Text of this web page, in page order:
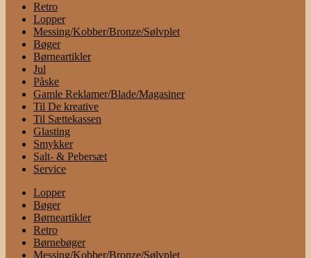
Retro
Lopper
Messing/Kobber/Bronze/Sølvplet
Bøger
Børneartikler
Jul
Påske
Gamle Reklamer/Blade/Magasiner
Til De kreative
Til Sættekassen
Glasting
Smykker
Salt- & Pebersæt
Service
Lopper
Bøger
Børneartikler
Retro
Børnebøger
Messing/Kobber/Bronze/Sølvplet